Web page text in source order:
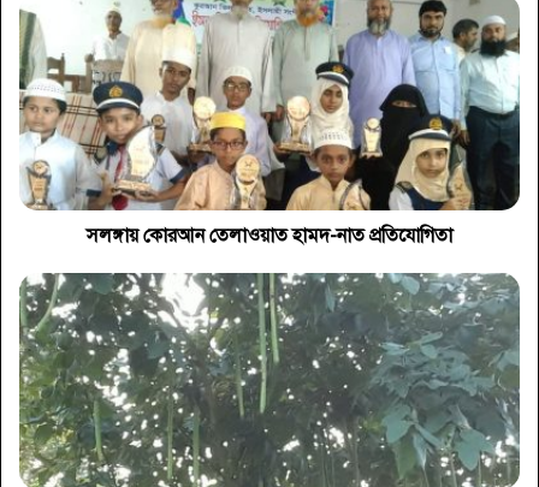
সলঙ্গায় কোরআন তেলাওয়াত হামদ-নাত প্রতিযোগিতা